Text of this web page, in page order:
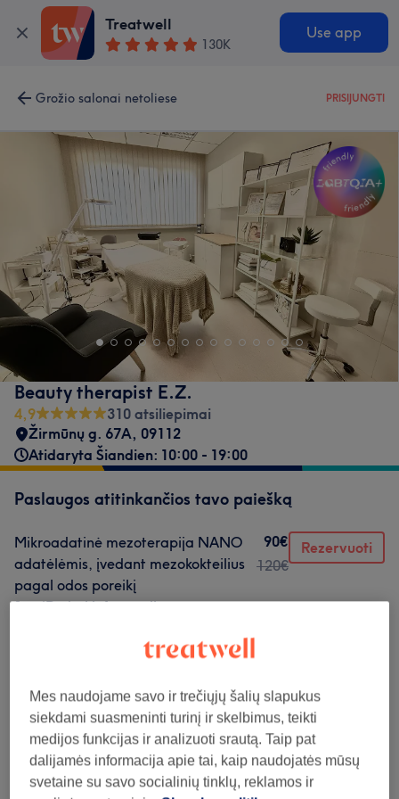
Treatwell
130K
Use app
Grožio salonai netoliese PRISIJUNGTI
Beauty therapist E.Z.
4,9
310 atsiliepimai
Žirmūnų g. 67A, 09112
Atidaryta Šiandien: 10:00 - 19:00
Paslaugos atitinkančios tavo paiešką
Mikroadatinė mezoterapija NANO
adatėlėmis, įvedant mezokokteilius
pagal odos poreikį
1 valRodyti informaciją
90€
120€
Rezervuoti
Veido Procedūros ( 19) nuo 1€
Mes naudojame savo ir trečiųjų šalių slapukus
siekdami suasmeninti turinį ir skelbimus, teikti
medijos funkcijas ir analizuoti srautą. Taip pat
dalijamės informacija apie tai, kaip naudojatės mūsų
svetaine su savo socialinių tinklų, reklamos ir